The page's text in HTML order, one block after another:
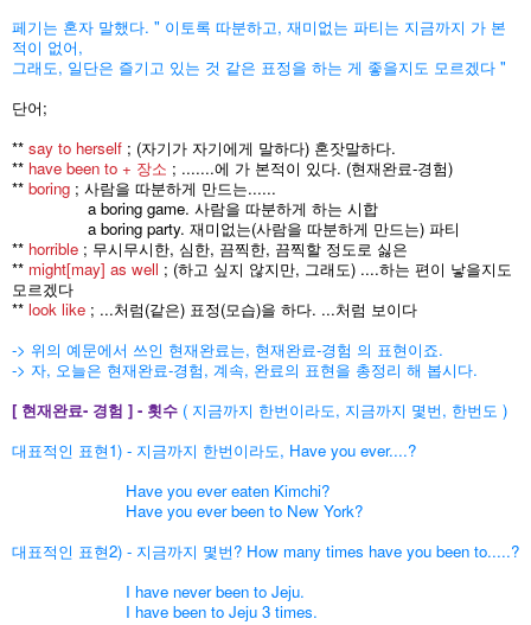
페기는 혼자 말했다. " 이토록 따분하고, 재미없는 파티는 지금까지 가 본
적이 없어,
그래도, 일단은 즐기고 있는 것 같은 표정을 하는 게 좋을지도 모르겠다 "
단어;
** say to herself ; (자기가 자기에게 말하다) 혼잣말하다.
** have been to + 장소 ; .......에 가 본적이 있다. (현재완료-경험)
** boring ; 사람을 따분하게 만드는......
a boring game. 사람을 따분하게 하는 시합
a boring party. 재미없는(사람을 따분하게 만드는) 파티
** horrible ; 무시무시한, 심한, 끔찍한, 끔찍할 정도로 싫은
** might[may] as well ; (하고 싶지 않지만, 그래도) ....하는 편이 낳을지도
모르겠다
** look like ; ...처럼(같은) 표정(모습)을 하다. ...처럼 보이다
-> 위의 예문에서 쓰인 현재완료는, 현재완료-경험 의 표현이죠.
-> 자, 오늘은 현재완료-경험, 계속, 완료의 표현을 총정리 해 봅시다.
[ 현재완료- 경험 ] - 횟수 ( 지금까지 한번이라도, 지금까지 몇번, 한번도 )
대표적인 표현1) - 지금까지 한번이라도, Have you ever....?
Have you ever eaten Kimchi?
Have you ever been to New York?
대표적인 표현2) - 지금까지 몇번? How many times have you been to.....?
I have never been to Jeju.
I have been to Jeju 3 times.